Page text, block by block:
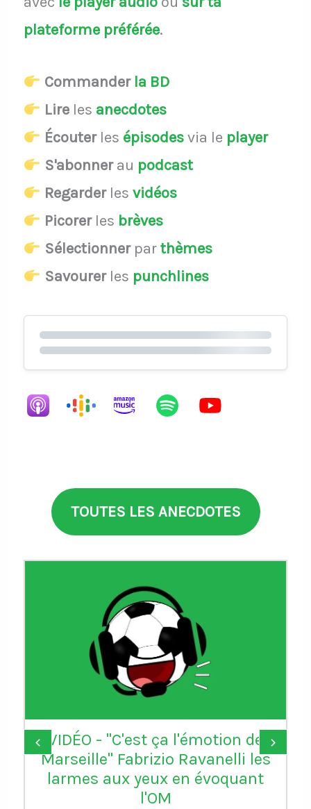
plateforme préférée.
Commander la BD
Lireles anecdotes
Écouterles épisodesvia le player
S'abonnerau podcast
Regarderles vidéos
Picorerles brèves
Sélectionnerparthèmes
Savourerles punchlines
TOUTES LES ANECDOTES
VIDÉO - "C'est ça l'émotion de
Marseille" Fabrizio Ravanelli les
larmes aux yeux en évoquant
l'OM
‹ ›